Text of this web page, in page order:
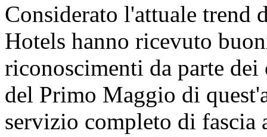
Considerato l'attuale trend
Hotels hanno ricevuto
riconoscimenti da parte
del Primo Maggio di
servizio completo di fascia